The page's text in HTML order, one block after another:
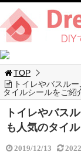
TOP
トイレやバスル
タイルシールをご紹
トイレやバス
も人気のタイ
2019/12/13